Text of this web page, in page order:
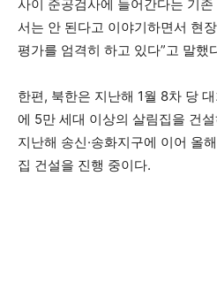
사이 준공검사에 들어간다는 기
서는 안 된다고 이야기하면서 현
평가를 엄격히 하고 있다”고 말했
한편, 북한은 지난해 1월 8차 당
에 5만 세대 이상의 살림집을 건
지난해 송신·송화지구에 이어 올
집 건설을 진행 중이다.